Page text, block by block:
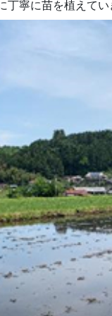
丁寧に苗を植えて